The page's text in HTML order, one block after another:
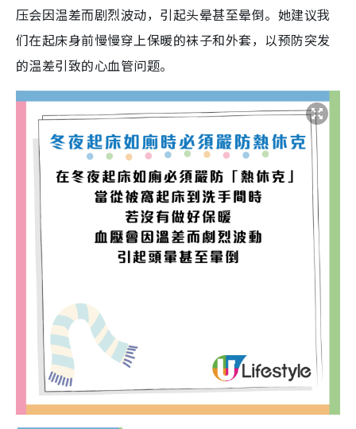
压会因温差而剧烈波动，引起头晕甚至晕倒。她建议我
们在起床身前慢慢穿上保暖的袜子和外套，以预防突发
的温差引致的心血管问题。